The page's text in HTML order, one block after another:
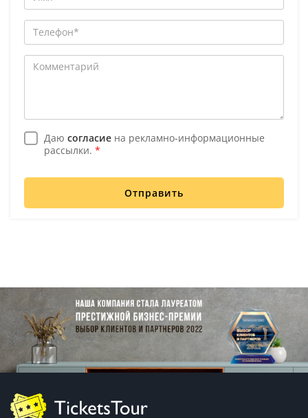
Даю согласие на рекламно-информационные
рассылки. *
Отправить